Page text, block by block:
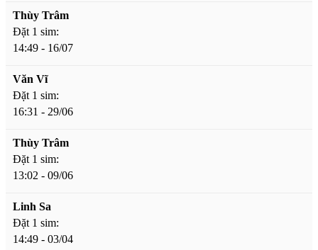
Thùy Trâm
Đặt 1 sim:
14:49 - 16/07
Văn Vĩ
Đặt 1 sim:
16:31 - 29/06
Thùy Trâm
Đặt 1 sim:
13:02 - 09/06
Linh Sa
Đặt 1 sim:
14:49 - 03/04